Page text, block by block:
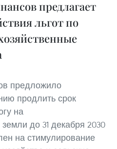
предлагает
льгот по
предложило
продлить срок
на
до 31 декабря 2030
на стимулирование